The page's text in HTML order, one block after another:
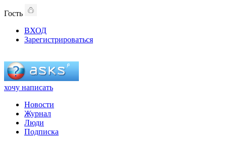
Гость
ВХОД
Зарегистрироваться
хочу написать
Новости
Журнал
Люди
Подписка